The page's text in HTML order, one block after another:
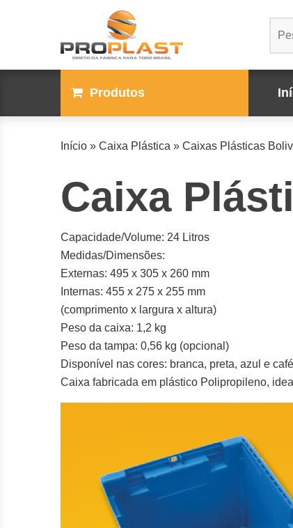
Produtos
Início » Caixa Plástica » Caixas Plásticas
Caixa
Capacidade/Volume: 24 Litros
Medidas/Dimensões:
Externas: 495 x 305 x 260 mm
Internas: 455 x 275 x 255 mm
(comprimento x largura x altura)
Peso da caixa: 1,2 kg
Peso da tampa: 0,56 kg (opcional)
Disponível nas cores: branca, preta, azul e
Caixa fabricada em plástico Polipropileno,